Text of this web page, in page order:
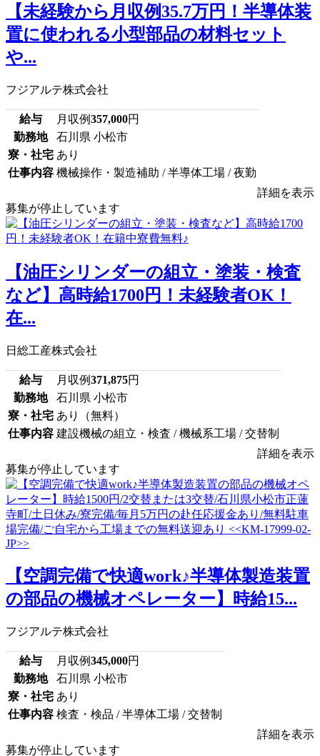
【未経験から月収例35.7万円！半導体装
置に使われる小型部品の材料セット
や...
フジアルテ株式会社
給与 月収例357,000円
勤務地
石川県 小松市
寮・社宅 あり
仕事内容 機械操作・製造補助 / 半導体工場 / 夜勤
詳細を表示
募集が停止しています
【油圧シリンダーの組立・塗装・検査
など】高時給1700円！未経験者OK！
在...
日総工産株式会社
給与 月収例371,875円
勤務地
石川県 小松市
寮・社宅 あり（無料）
仕事内容 建設機械の組立・検査 / 機械系工場 / 交替制
詳細を表示
募集が停止しています
【空調完備で快適work♪半導体製造装置
の部品の機械オペレーター】時給15...
フジアルテ株式会社
給与 月収例345,000円
勤務地
石川県 小松市
寮・社宅 あり
仕事内容 検査・検品 / 半導体工場 / 交替制
詳細を表示
募集が停止しています